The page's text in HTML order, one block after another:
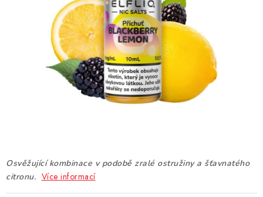
BATERIE A NABÍJEČKY
PŘÍSLUŠENSTVÍ
Osvěžující kombinace v podobě zralé ostružiny a šťavnatého
citronu. Více informací